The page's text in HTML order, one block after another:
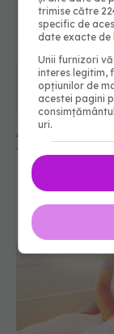
365
ARTICOLE
trimise către
specific de
date exacte
Unii furnizori
interes legitim,
opțiunilor de
acestei pagini
uri.